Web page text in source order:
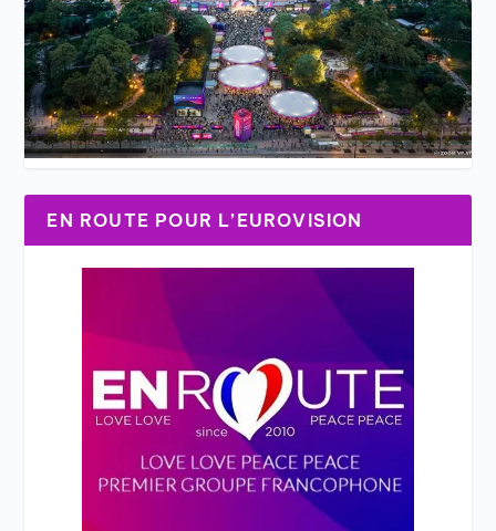
EN ROUTE POUR L’EUROVISION